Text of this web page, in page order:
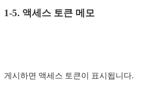
1-5. 액세스 토큰 메모
게시하면 액세스 토큰이 표시됩니다.